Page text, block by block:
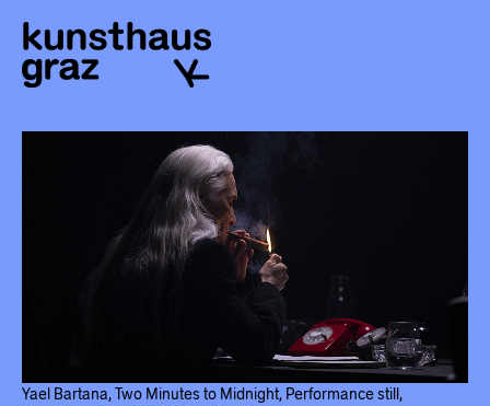
Yael Bartana, Two Minutes to Midnight, Performance still,